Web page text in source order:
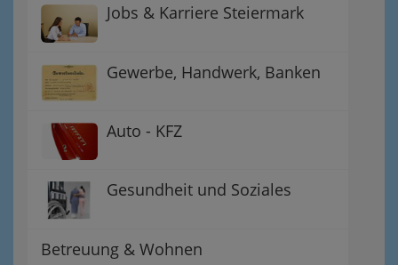
Jobs & Karriere Steiermark
Gewerbe, Handwerk, Banken
Auto - KFZ
Gesundheit und Soziales
Betreuung & Wohnen